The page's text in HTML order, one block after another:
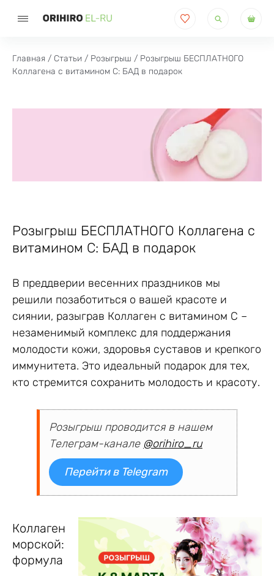
товаров
Главная / Статьи / Розыгрыш / Розыгрыш БЕСПЛАТНОГО
Коллагена с витамином С: БАД в подарок
Розыгрыш БЕСПЛАТНОГО Коллагена с
витамином С: БАД в подарок
В преддверии весенних праздников мы
решили позаботиться о вашей красоте и
сиянии, разыграв Коллаген с витамином С –
незаменимый комплекс для поддержания
молодости кожи, здоровья суставов и крепкого
иммунитета. Это идеальный подарок для тех,
кто стремится сохранить молодость и красоту.
Розыгрыш проводится в нашем
Телеграм-канале @orihiro_ru
Перейти в Telegram
Коллаген
морской:
формула